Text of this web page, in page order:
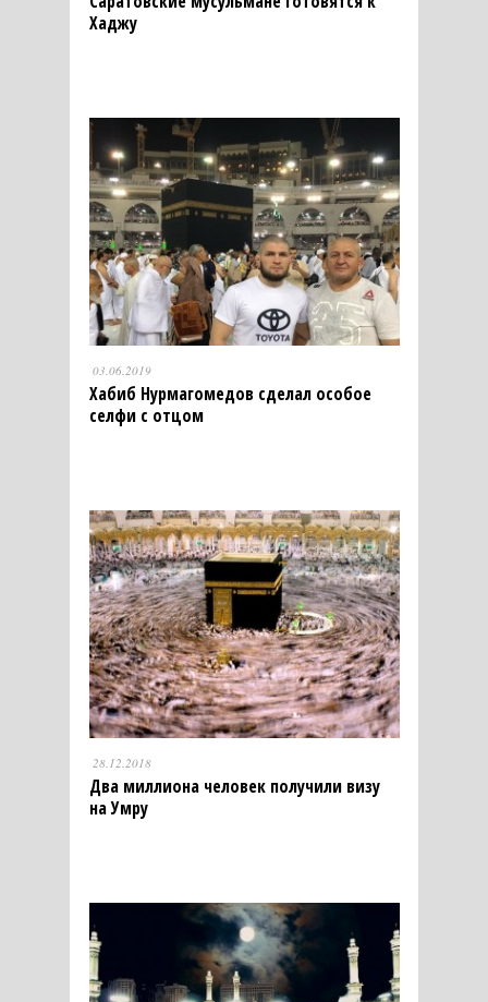
Хаджу
03.06.2019
Хабиб Нурмагомедов сделал особое
селфи с отцом
28.12.2018
Два миллиона человек получили визу
на Умру